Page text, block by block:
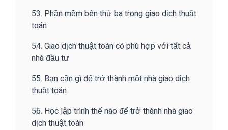
53. Phần mềm bên thứ ba trong giao dịch thuật
toán
54. Giao dịch thuật toán có phù hợp với tất cả
nhà đầu tư
55. Bạn cần gì để trở thành một nhà giao dịch
thuật toán
56. Học lập trình thế nào để trở thành nhà giao
dịch thuật toán